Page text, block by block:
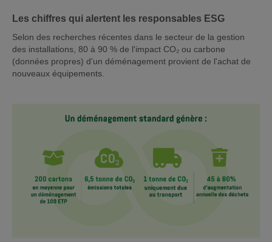
Les chiffres qui alertent les responsables ESG
Selon des recherches récentes dans le secteur de la gestion
des installations, 80 à 90 % de l'impact CO₂ ou carbone
(données propres) d'un déménagement provient de l'achat de
nouveaux équipements.